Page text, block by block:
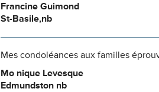
Francine Guimond
St-Basile,nb
Mes condoléances aux familles
Mo nique Levesque
Edmundston nb